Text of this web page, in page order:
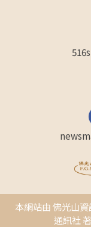
本網站由 佛光山
通訊社